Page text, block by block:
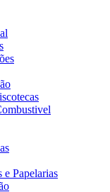
Papelarias